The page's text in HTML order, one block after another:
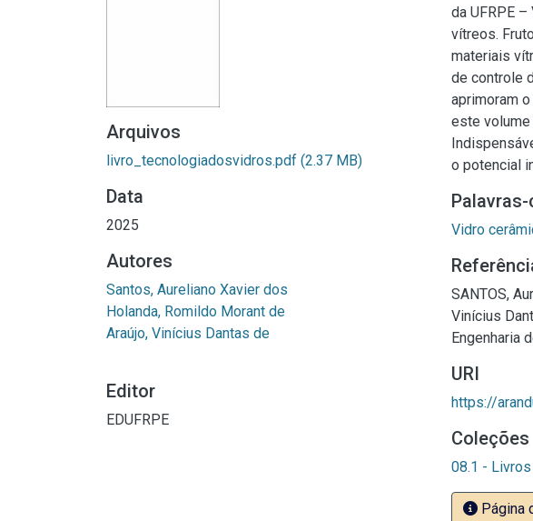
Arquivos
livro_tecnologiadosvidros.pdf (2.37 MB)
Data
2025
Autores
Santos, Aureliano Xavier dos
Holanda, Romildo Morant de
Araújo, Vinícius Dantas de
Editor
EDUFRPE
da UFRPE
vítreos.
materiais
de controle
aprimoram
este volume
o potencial
Vidro
SANTOS,
Vinícius
Engenharia
URI
https://
Coleções
08.1 -
Página